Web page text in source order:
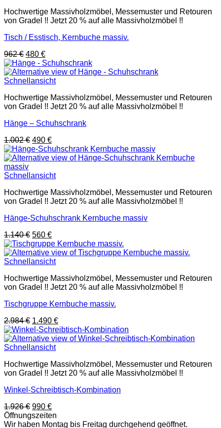
Hochwertige Massivholzmöbel, Messemuster und Retouren
von Gradel !! Jetzt 20 % auf alle Massivholzmöbel !!
Tisch / Esstisch, Kernbuche massiv.
962€ Ursprünglicher
Preis
war:
962 €
480 €Aktueller
Preis
ist:
480 €.
Schnellansicht
Hochwertige Massivholzmöbel, Messemuster und Retouren
von Gradel !! Jetzt 20 % auf alle Massivholzmöbel !!
Hänge – Schuhschrank
1.002€ Ursprünglicher
Preis
war:
490 €Aktueller
Preis
ist:
Schnellansicht
Hochwertige Massivholzmöbel, Messemuster und Retouren
von Gradel !! Jetzt 20 % auf alle Massivholzmöbel !!
Hänge-Schuhschrank Kernbuche massiv
1.140€ Ursprünglicher
Preis
war:
1.140 €
560 €Aktueller
Preis
ist:
560 €.
Schnellansicht
Hochwertige Massivholzmöbel, Messemuster und Retouren
von Gradel !! Jetzt 20 % auf alle Massivholzmöbel !!
Tischgruppe Kernbuche massiv.
2.984€ Ursprünglicher
Preis
war:
2.984 €
1.490 €Aktueller
Preis
ist:
Schnellansicht
Hochwertige Massivholzmöbel, Messemuster und Retouren
von Gradel !! Jetzt 20 % auf alle Massivholzmöbel !!
Winkel-Schreibtisch-Kombination
1.926€ Ursprünglicher
Preis
war:
990 €Aktueller
Preis
ist:
Öffnungszeiten
Wir haben Montag bis Freitag durchgehend geöffnet.